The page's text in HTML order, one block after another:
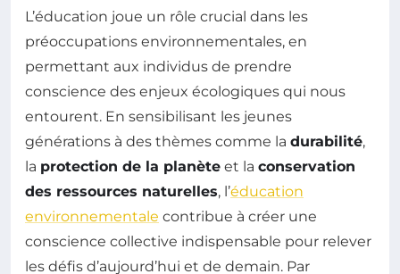
L’éducation joue un rôle crucial dans les
préoccupations environnementales, en
permettant aux individus de prendre
conscience des enjeux écologiques qui nous
entourent. En sensibilisant les jeunes
générations à des thèmes comme la durabilité,
la protection de la planète et la conservation
des ressources naturelles, l’éducation
environnementale contribue à créer une
conscience collective indispensable pour relever
les défis d’aujourd’hui et de demain. Par